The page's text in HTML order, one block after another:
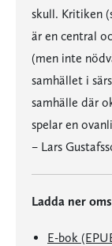
skull. Kritiken
är en central
(men inte
samhället i
samhälle där
spelar en
– Lars
Ladda ner
E-bok